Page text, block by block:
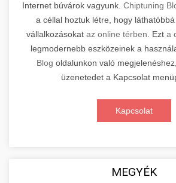
Internet búvárok vagyunk. Chiptuning
a céllal hoztuk létre, hogy
vállalkozásokat az online térben . Ezt a
legmodernebb eszközeinek a
Blog oldalunkon való
üzenetedet a Kapcsolat
Kapcsolat
MEGYÉK